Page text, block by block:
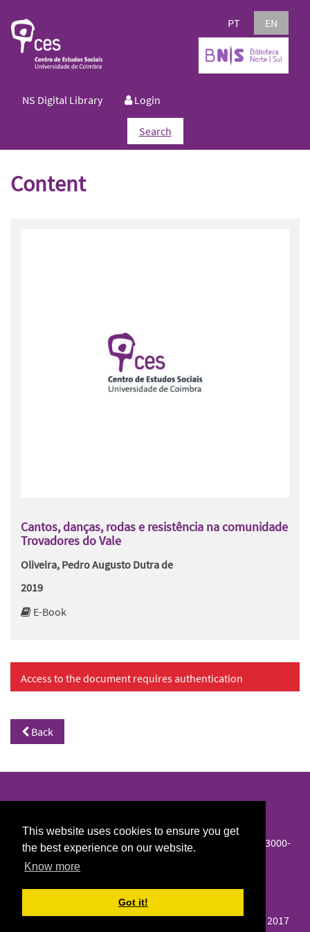
This website uses cookies to ensure you get
the best experience on our website.
Know more
Got it!
PT EN
NS Digital Library Login
Search
Content
Cantos, danças, rodas e resistência na comunidade
Trovadores do Vale
Oliveira, Pedro Augusto Dutra de
2019
E-Book
Access to the document requires authentication
Back
Colégio de S. Jerónimo, Largo D. Dinis, Apartado 3087, 3000-
biblioteca@ces.uc.pt
Centro de Estudos Sociais © 2017